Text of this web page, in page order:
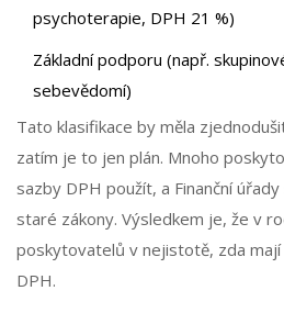
psychoterapie, DPH 21 %)
Základní podporu (např.
sebevědomí)
Tato klasifikace by měla
zatím je to jen plán. Mnoho
sazby DPH použít, a Finanční
staré zákony. Výsledkem je, že v
poskytovatelů v nejistotě, zda
DPH.